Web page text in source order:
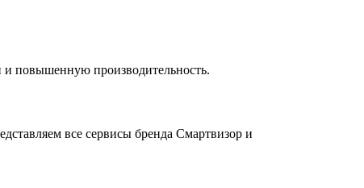
и повышенную производительность.
все сервисы бренда Смартвизор и